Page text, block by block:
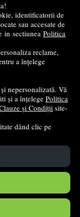
identificatorii de
sau accesate de
in sectiunea Politica
reclame,
a înțelege
nepersonalizată. Vă
și a înțelege Politica
și Condiții site-
dând clic pe
SRL
Soft